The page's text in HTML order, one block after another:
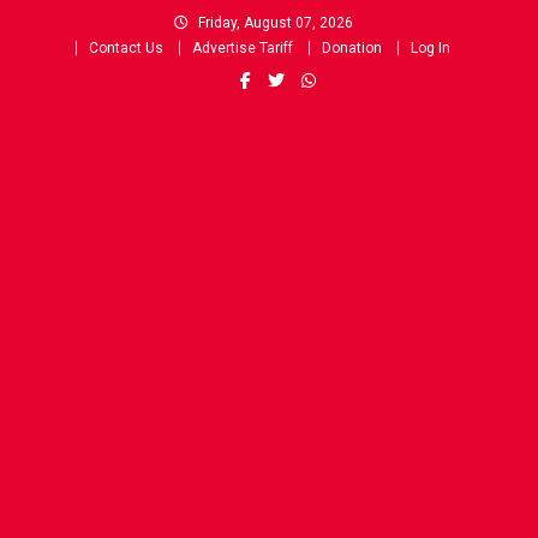
Friday, August 07, 2026
Contact Us
Advertise Tariff Donation Log In